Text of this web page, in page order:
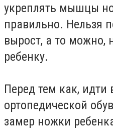
укреплять мышцы
правильно. Нельзя
вырост, а то можно,
ребенку.
Перед тем как, идти
ортопедической
замер ножки